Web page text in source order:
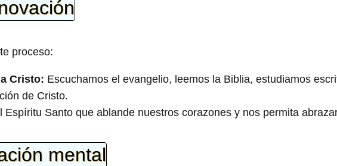
proceso:
Cristo: Escuchamos el evangelio, leemos la Biblia, estudiamos
de Cristo.
Espíritu Santo que ablande nuestros corazones y nos permita
mental